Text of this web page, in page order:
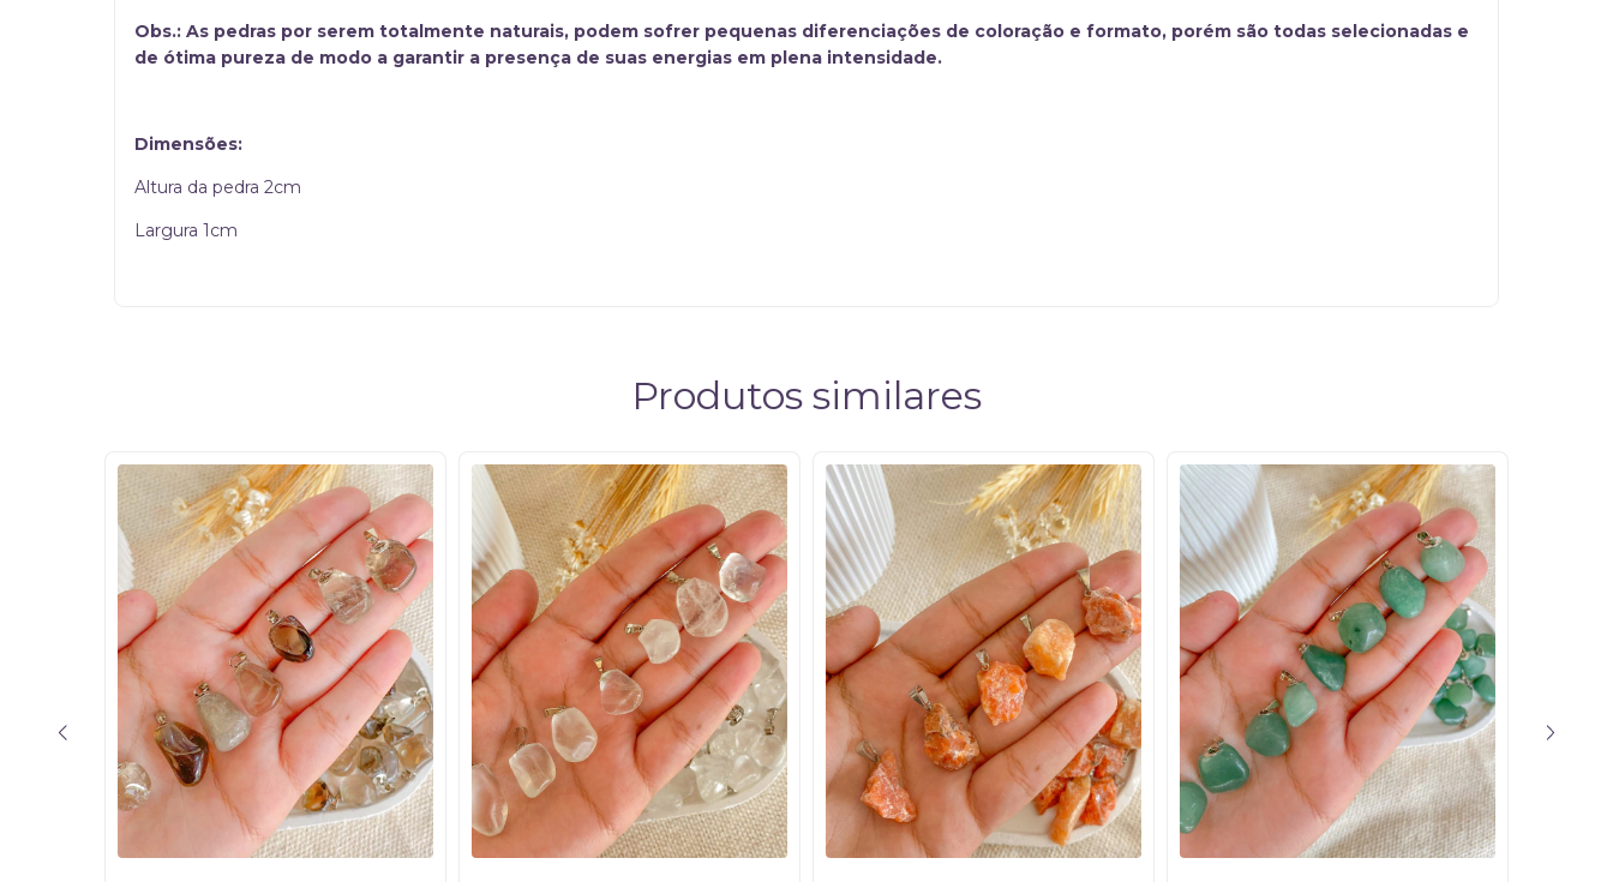
Obs.: As pedras por serem totalmente naturais, podem sofrer pequenas diferenciações de coloração e formato, porém são todas selecionadas e
de ótima pureza de modo a garantir a presença de suas energias em plena intensidade.
Dimensões:
Altura da pedra 2cm
Largura 1cm
Produtos similares